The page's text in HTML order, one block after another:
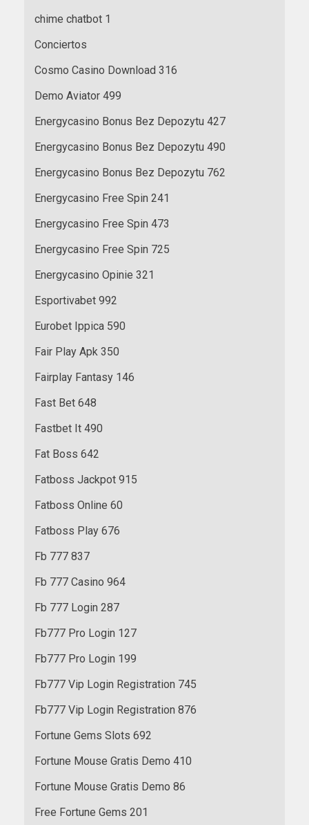
chime chatbot 1
Conciertos
Cosmo Casino Download 316
Demo Aviator 499
Energycasino Bonus Bez Depozytu 427
Energycasino Bonus Bez Depozytu 490
Energycasino Bonus Bez Depozytu 762
Energycasino Free Spin 241
Energycasino Free Spin 473
Energycasino Free Spin 725
Energycasino Opinie 321
Esportivabet 992
Eurobet Ippica 590
Fair Play Apk 350
Fairplay Fantasy 146
Fast Bet 648
Fastbet It 490
Fat Boss 642
Fatboss Jackpot 915
Fatboss Online 60
Fatboss Play 676
Fb 777 837
Fb 777 Casino 964
Fb 777 Login 287
Fb777 Pro Login 127
Fb777 Pro Login 199
Fb777 Vip Login Registration 745
Fb777 Vip Login Registration 876
Fortune Gems Slots 692
Fortune Mouse Gratis Demo 410
Fortune Mouse Gratis Demo 86
Free Fortune Gems 201